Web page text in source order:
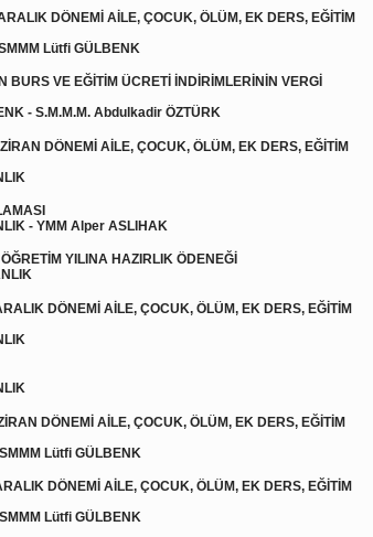
DÖNEMİ AİLE, ÇOCUK, ÖLÜM, EK DERS, EĞİTİM
Lütfi GÜLBENK
VE EĞİTİM ÜCRETİ İNDİRİMLERİNİN VERGİ
- S.M.M.M. Abdulkadir ÖZTÜRK
DÖNEMİ AİLE, ÇOCUK, ÖLÜM, EK DERS, EĞİTİM
- YMM Alper ASLIHAK
YILINA HAZIRLIK ÖDENEĞİ
DÖNEMİ AİLE, ÇOCUK, ÖLÜM, EK DERS, EĞİTİM
DÖNEMİ AİLE, ÇOCUK, ÖLÜM, EK DERS, EĞİTİM
Lütfi GÜLBENK
DÖNEMİ AİLE, ÇOCUK, ÖLÜM, EK DERS, EĞİTİM
Lütfi GÜLBENK